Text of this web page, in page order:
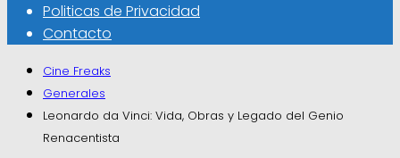
Politicas de Privacidad
Contacto
Cine Freaks
Generales
Leonardo da Vinci: Vida, Obras y Legado del Genio
Renacentista